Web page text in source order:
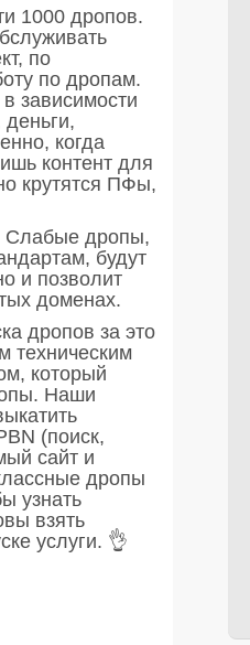
1000 дропов.
по
по дропам.
зависимости
когда
контент для
крутятся ПФы,
Слабые дропы,
будут
и позволит
доменах.
дропов за это
техническим
который
Наши
(поиск,
сайт и
дропы
узнать
взять
услуги. 👌